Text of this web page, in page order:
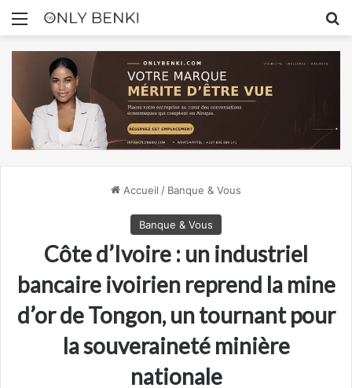
Menu
Accueil / Banque & Vous
Banque & Vous
Côte d’Ivoire : un industriel
bancaire ivoirien reprend la mine
d’or de Tongon, un tournant pour
la souveraineté minière
nationale